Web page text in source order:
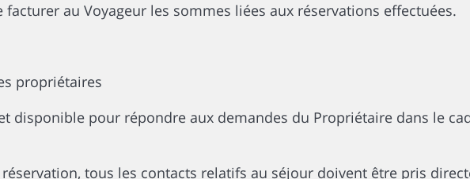
au Voyageur les sommes liées aux réservations effectuées.
propriétaires
disponible pour répondre aux demandes du Propriétaire dans le
tous les contacts relatifs au séjour doivent être pris